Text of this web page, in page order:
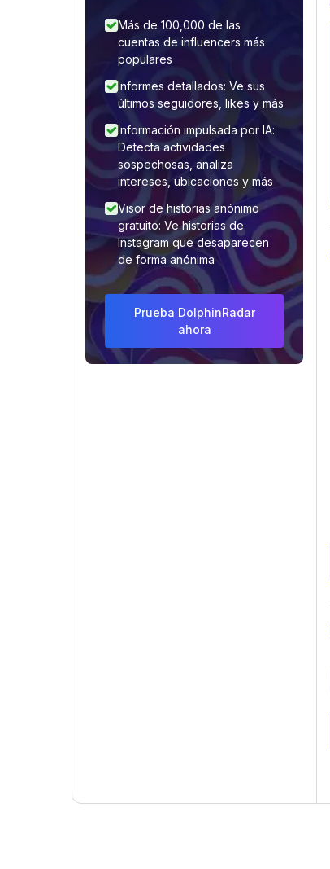
Más de 100,000 de las
cuentas de influencers más
populares
Informes detallados: Ve sus
últimos seguidores, likes y más
Información impulsada por IA:
Detecta actividades
sospechosas, analiza
intereses, ubicaciones y más
Visor de historias anónimo
gratuito: Ve historias de
Instagram que desaparecen
de forma anónima
Prueba DolphinRadar
ahora